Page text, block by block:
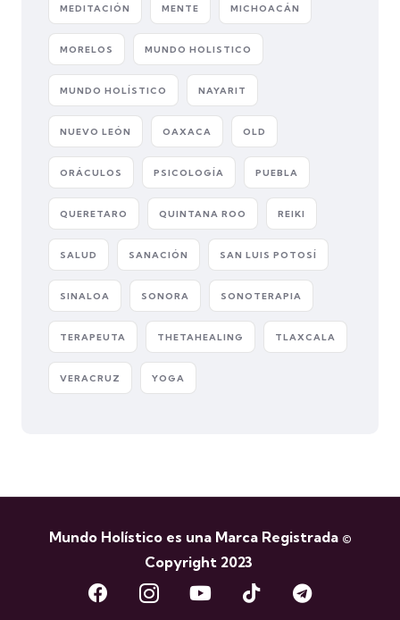
MEDITACIÓN MENTE MICHOACÁN
MORELOS MUNDO HOLISTICO
MUNDO HOLÍSTICO NAYARIT
NUEVO LEÓN OAXACA OLD
ORÁCULOS PSICOLOGÍA PUEBLA
QUERETARO QUINTANA ROO REIKI
SALUD SANACIÓN SAN LUIS POTOSÍ
SINALOA SONORA SONOTERAPIA
TERAPEUTA THETAHEALING TLAXCALA
VERACRUZ YOGA
Mundo Holístico es una Marca Registrada ©
Copyright 2023